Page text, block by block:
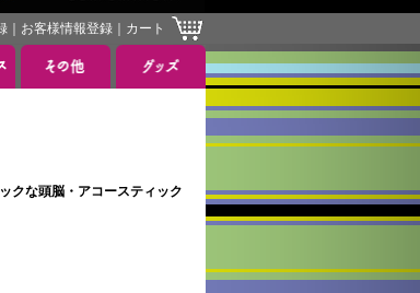
お客様情報登録 カート
な頭脳・アコースティック